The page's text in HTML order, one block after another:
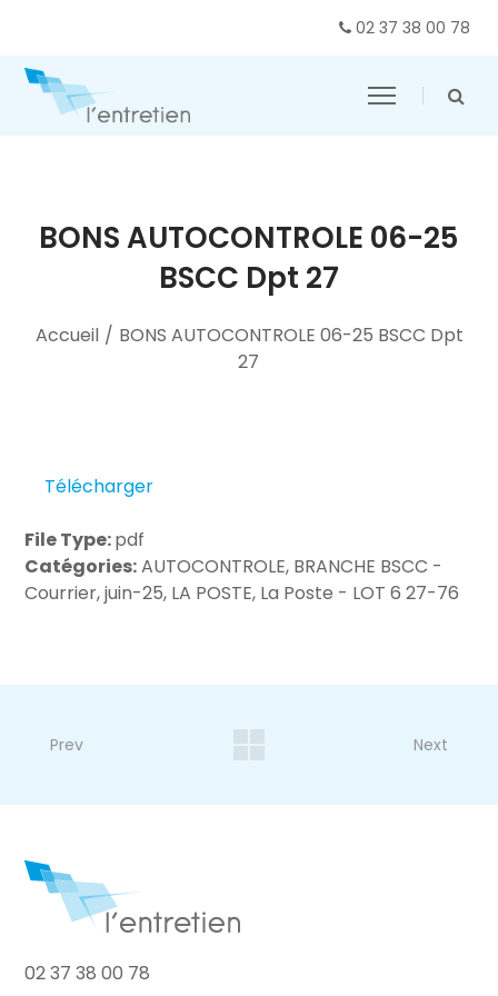
02 37 38 00 78
BONS AUTOCONTROLE 06-25
BSCC Dpt 27
Accueil / BONS AUTOCONTROLE 06-25 BSCC Dpt
27
Télécharger
File Type:pdf
Catégories:AUTOCONTROLE, BRANCHE BSCC -
Courrier, juin-25, LA POSTE, La Poste - LOT 6 27-76
Prev Next
02 37 38 00 78